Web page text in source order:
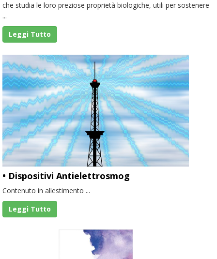
che studia le loro preziose proprietà biologiche, utili per sostenere
...
Leggi Tutto
• Dispositivi Antielettrosmog
Contenuto in allestimento ...
Leggi Tutto